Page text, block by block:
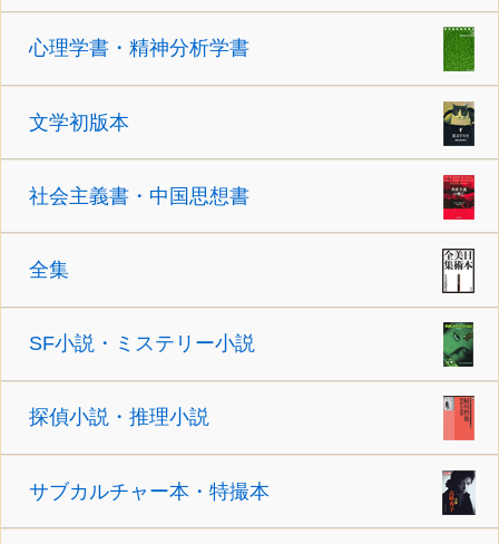
心理学書・精神分析学書
文学初版本
社会主義書・中国思想書
全集
SF小説・ミステリー小説
探偵小説・推理小説
サブカルチャー本・特撮本